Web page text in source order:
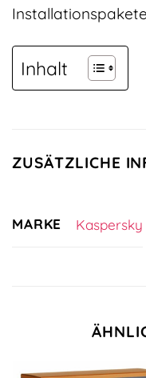
Inhalt
ZUSÄTZLICHE
MARKE Kaspersky